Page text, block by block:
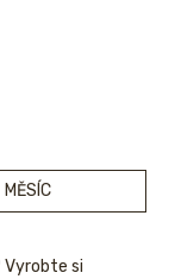
MĚSÍC
Vyrobte si